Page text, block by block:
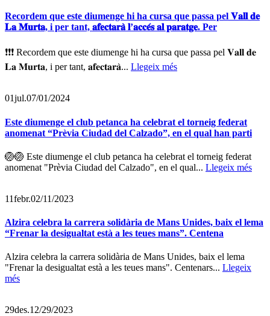
Recordem que este diumenge hi ha cursa que passa pel 𝐕𝐚𝐥𝐥 𝐝𝐞
𝐋𝐚 𝐌𝐮𝐫𝐭𝐚, i per tant, 𝐚𝐟𝐞𝐜𝐭𝐚𝐫𝐚̀ 𝐥’𝐚𝐜𝐜𝐞́𝐬 𝐚𝐥 𝐩𝐚𝐫𝐚𝐭𝐠𝐞. Per
❗️❗️❗️ Recordem que este diumenge hi ha cursa que passa pel 𝐕𝐚𝐥𝐥 𝐝𝐞
𝐋𝐚 𝐌𝐮𝐫𝐭𝐚, i per tant, 𝐚𝐟𝐞𝐜𝐭𝐚𝐫𝐚̀... Llegeix més
01jul.07/01/2024
Este diumenge el club petanca ha celebrat el torneig federat
anomenat “Prèvia Ciudad del Calzado”, en el qual han parti
🏐🏐 Este diumenge el club petanca ha celebrat el torneig federat
anomenat "Prèvia Ciudad del Calzado", en el qual... Llegeix més
11febr.02/11/2023
Alzira celebra la carrera solidària de Mans Unides, baix el lema
“Frenar la desigualtat està a les teues mans”. Centena
Alzira celebra la carrera solidària de Mans Unides, baix el lema
"Frenar la desigualtat està a les teues mans". Centenars... Llegeix
més
29des.12/29/2023